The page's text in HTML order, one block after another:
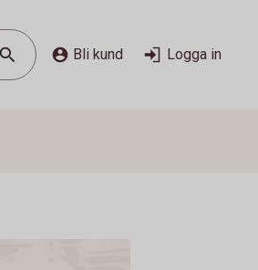
Bli kund Logga in